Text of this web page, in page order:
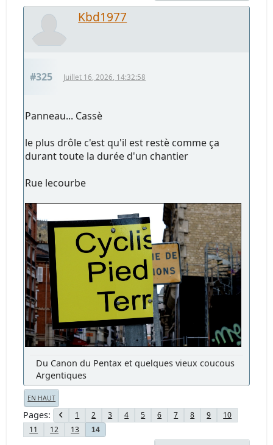
Kbd1977
#325 Juillet 16, 2026, 14:32:58
Panneau... Cassè
le plus drôle c'est qu'il est restè comme ça
durant toute la durée d'un chantier
Rue lecourbe
Du Canon du Pentax et quelques vieux coucous
Argentiques
EN HAUT
Pages 1 2 3 4 5 6 7 8 9
10
11
12 13 14